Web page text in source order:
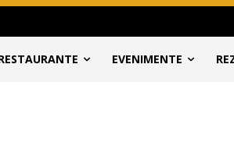
EVENIMENTE